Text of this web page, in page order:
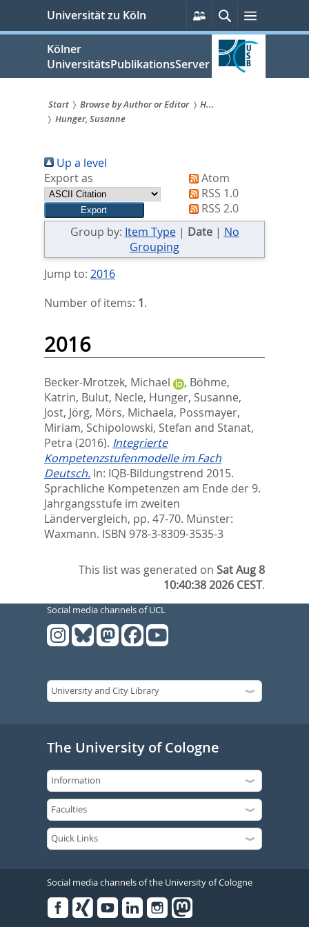
springen
Universität zu Köln
Persönliche
Services
SucheMenü
Kölner
UniversitätsPublikationsServer
Sie
sind
hier:
Start Browse by Author or Editor
H...
Hunger, Susanne
Up a level
Export as
Atom
RSS 1.0
RSS 2.0
Group by: Item Type| Date| No
Grouping
Jump to: 2016
Number of items: 1.
2016
Becker-Mrotzek, Michael , Böhme,
Katrin, Bulut, Necle, Hunger, Susanne,
Jost, Jörg, Mörs, Michaela, Possmayer,
Miriam, Schipolowski, Stefan and Stanat,
Petra (2016). Integrierte
Kompetenzstufenmodelle im Fach
Deutsch. In: IQB-Bildungstrend 2015.
Sprachliche Kompetenzen am Ende der 9.
Jahrgangsstufe im zweiten
Ländervergleich, pp. 47-70. Münster:
Waxmann. ISBN 978-3-8309-3535-3
This list was generated onSat Aug 8
10:40:38 2026 CEST.
Social media channels of UCL
The University of Cologne
Social media channels of the University of Cologne